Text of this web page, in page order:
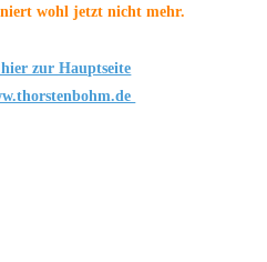
wohl jetzt nicht mehr.
zur Hauptseite